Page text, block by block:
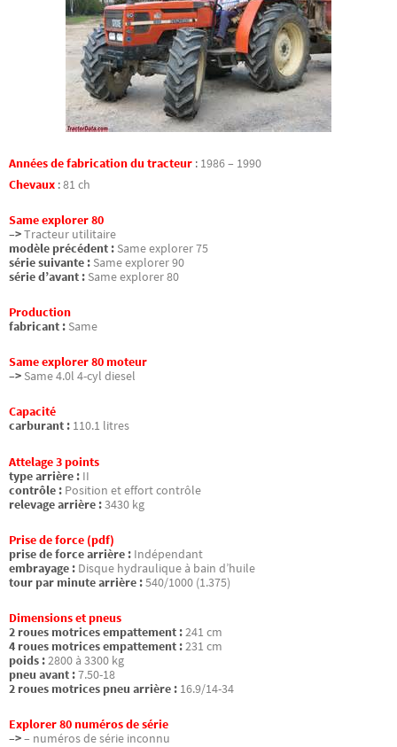
Années de fabrication du tracteur : 1986 – 1990
Chevaux :81 ch
Same explorer 80
–>Tracteur utilitaire
modèle précédent : Same explorer 75
série suivante : Same explorer 90
série d’avant : Same explorer 80
Production
fabricant : Same
Same explorer 80 moteur
–> Same 4.0l 4-cyl diesel
Capacité
carburant : 110.1 litres
Attelage 3 points
type arrière : II
contrôle : Position et effort contrôle
relevage arrière :3430 kg
Prise de force (pdf)
prise de force arrière : Indépendant
embrayage : Disque hydraulique à bain d’huile
tour par minute arrière :540/1000 (1.375)
Dimensions et pneus
2 roues motrices empattement :241 cm
4 roues motrices empattement :231 cm
poids :2800 à 3300 kg
pneu avant :7.50-18
2 roues motrices pneu arrière : 16.9/14-34
Explorer 80 numéros de série
–>– numéros de série inconnu